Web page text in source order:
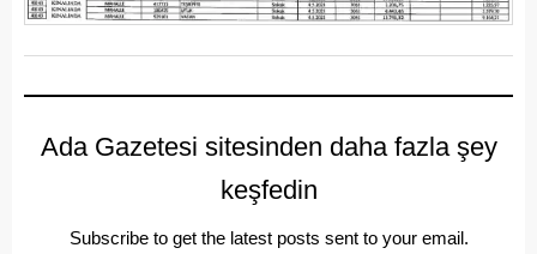
Ada Gazetesi sitesinden daha fazla şey
keşfedin
Subscribe to get the latest posts sent to your email.